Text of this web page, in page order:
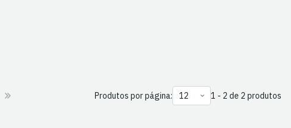
Produtos por página: 1 - 2 de 2 produtos